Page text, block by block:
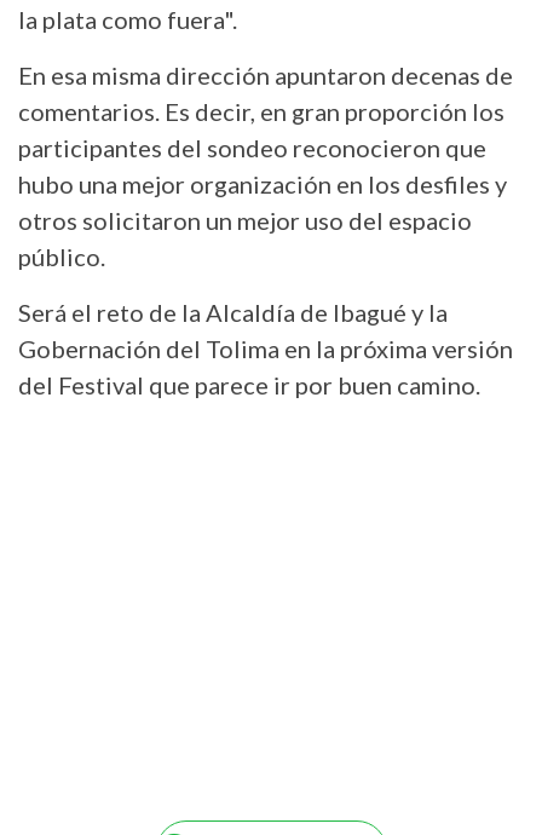
la plata como fuera".
En esa misma dirección apuntaron decenas de
comentarios. Es decir, en gran proporción los
participantes del sondeo reconocieron que
hubo una mejor organización en los desfiles y
otros solicitaron un mejor uso del espacio
público.
Será el reto de la Alcaldía de Ibagué y la
Gobernación del Tolima en la próxima versión
del Festival que parece ir por buen camino.